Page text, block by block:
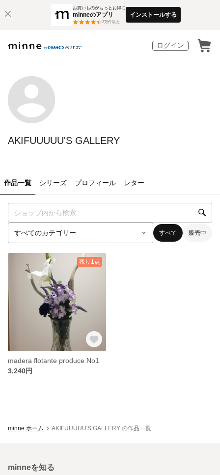
お買いものがもっとお得に
minneのアプリ
3万件以上
インストールする
ログイン
AKIFUUUUU'S GALLERY
作品一覧 シリーズ プロフィール レター
すべて 販売中
残り1点
madera flotante produce No1
3,240円
minne ホーム AKIFUUUUU'S GALLERY の作品一覧
minneを知る